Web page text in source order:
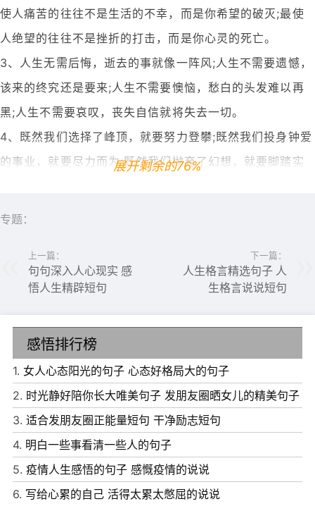
使人痛苦的往往不是生活的不幸，而是你希望的破灭;最使
人绝望的往往不是挫折的打击，而是你心灵的死亡。
3、人生无需后悔，逝去的事就像一阵风;人生不需要遗憾，
该来的终究还是要来;人生不需要懊恼，愁白的头发难以再
黑;人生不需要哀叹，丧失自信就将失去一切。
4、既然我们选择了峰顶，就要努力登攀;既然我们投身钟爱
的事业，就要尽力而为;既然我们抛弃了幻想，就要脚踏实
5、如果你能把做事当锻炼，把忙碌当享受，把挫折当成
你的生活就会感到无比宽慰，无比自在。
展开剩余的76%
专题：
上一篇：
句句深入人心现实 感
悟人生精辟短句
下一篇：
人生格言精选句子 人
生格言说说短句
感悟排行榜
1. 女人心态阳光的句子 心态好格局大的句子
2. 时光静好陪你长大唯美句子 发朋友圈晒女儿的精美句子
3. 适合发朋友圈正能量短句 干净励志短句
4. 明白一些事看清一些人的句子
5. 疫情人生感悟的句子 感慨疫情的说说
6. 写给心累的自己 活得太累太憋屈的说说